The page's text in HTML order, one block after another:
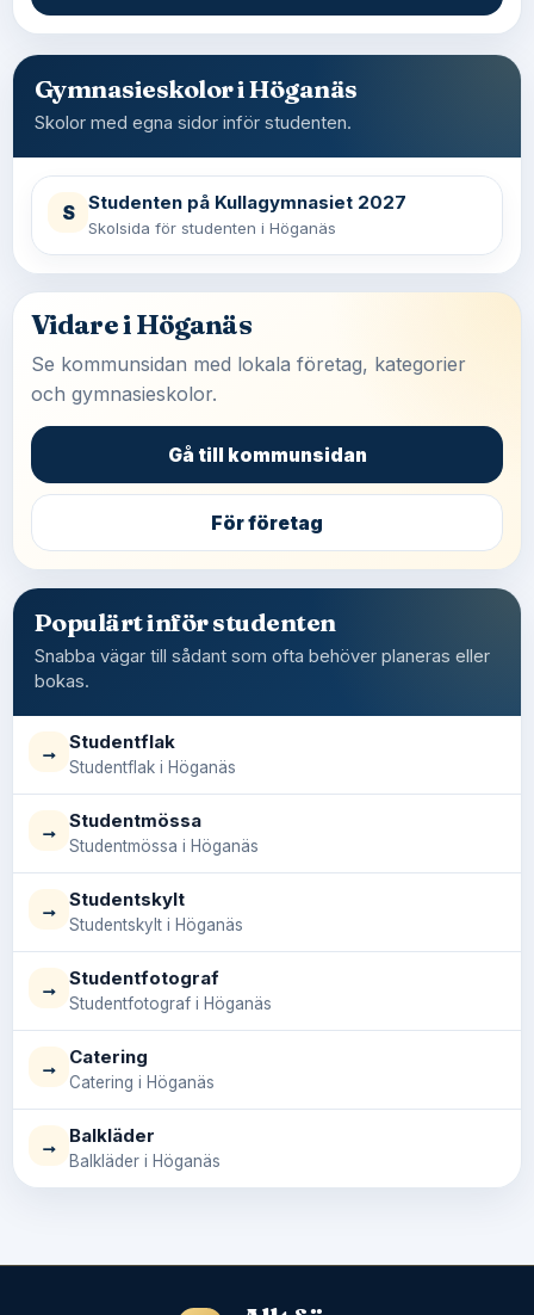
Gymnasieskolor i Höganäs
Skolor med egna sidor inför studenten.
S Studenten på Kullagymnasiet 2027
Skolsida för studenten i Höganäs
Vidare i Höganäs
Se kommunsidan med lokala företag, kategorier
och gymnasieskolor.
Gå till kommunsidan
För företag
Populärt inför studenten
Snabba vägar till sådant som ofta behöver planeras eller
bokas.
→ Studentflak
Studentflak i Höganäs
→ Studentmössa
Studentmössa i Höganäs
→ Studentskylt
Studentskylt i Höganäs
→ Studentfotograf
Studentfotograf i Höganäs
→ Catering
Catering i Höganäs
→ Balkläder
Balkläder i Höganäs